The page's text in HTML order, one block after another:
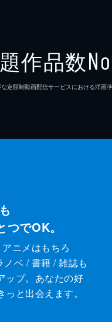
作品数
定額制動画配信サービスにおける洋
でOK。
ニメはもちろ
ノベ / 書籍 / 雑誌も
ップ。あなたの好
と出会えます。